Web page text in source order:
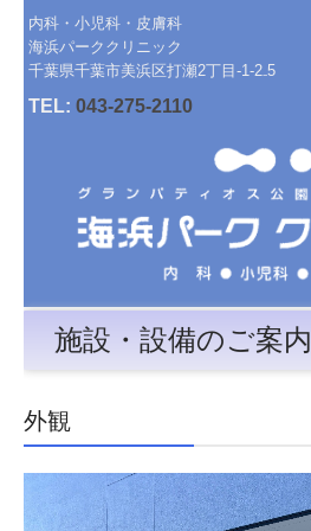
診療のご案内
渡航ワクチン
交通案内
内科・小児科・皮膚科
海浜パーククリニック
千葉県千葉市美浜区打瀬2丁目-1-2₋5
TEL:043-275-2110
施設・設備のご案内
外観